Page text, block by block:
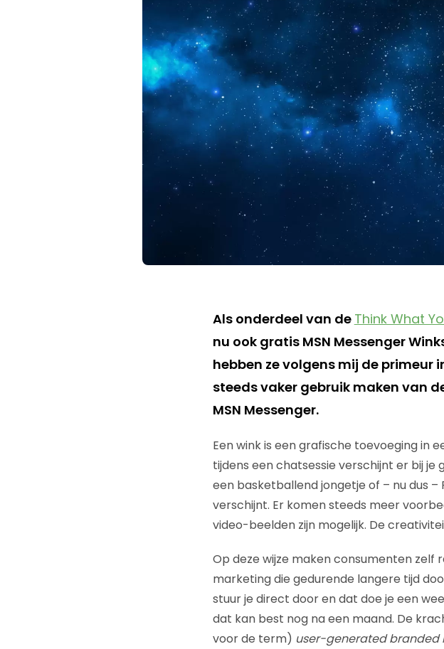
Als onderdeel van de Think What
nu ook gratis MSN Messenger
hebben ze volgens mij de primeur
steeds vaker gebruik maken van
MSN Messenger.
Een wink is een grafische toevoeging in
tijdens een chatsessie verschijnt er bij
een basketballend jongetje of – nu dus –
verschijnt. Er komen steeds meer
video-beelden zijn mogelijk. De
Op deze wijze maken consumenten zelf
marketing die gedurende langere tijd
stuur je direct door en dat doe je een
dat kan best nog na een maand. De
voor de term) user-generated branded